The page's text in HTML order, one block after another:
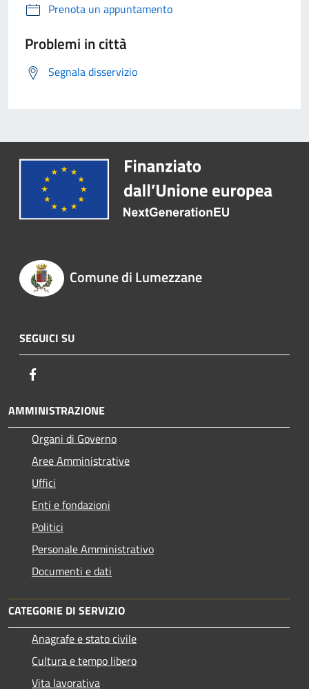
Prenota un appuntamento
Problemi in città
Segnala disservizio
Comune di Lumezzane
SEGUICI SU
AMMINISTRAZIONE
Organi di Governo
Aree Amministrative
Uffici
Enti e fondazioni
Politici
Personale Amministrativo
Documenti e dati
CATEGORIE DI SERVIZIO
Anagrafe e stato civile
Cultura e tempo libero
Vita lavorativa